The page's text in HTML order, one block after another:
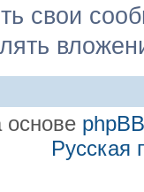
свои
основе phpBB
Русская